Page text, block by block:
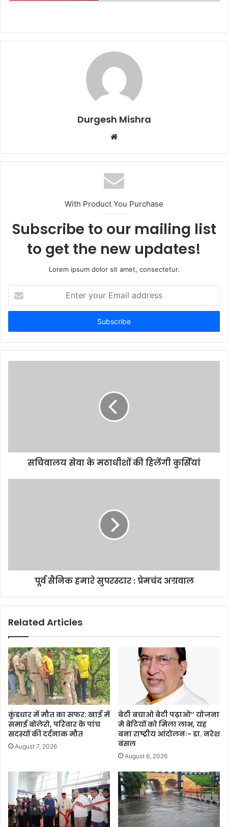
Durgesh Mishra
Website
With Product You Purchase
Subscribe to our mailing list
to get the new updates!
Lorem ipsum dolor sit amet, consectetur.
your
Email
सचिवालय सेवा के मठाधीशों की हिलेंगी कुर्सियां
पूर्व सैनिक हमारे सुपरस्टार : प्रेमचंद अग्रवाल
Related Articles
कुंडधार में मौत का सफर: खाई में
समाई बोलेरो, परिवार के पांच
सदस्यों की दर्दनाक मौत
August 7, 2026
बेटी बचाओ बेटी पढ़ाओ’’ योजना
मे बेटियों को मिला लाभ, यह
बना राष्ट्रीय आंदोलनः- डा. नरेश
बंसल
August 6, 2026